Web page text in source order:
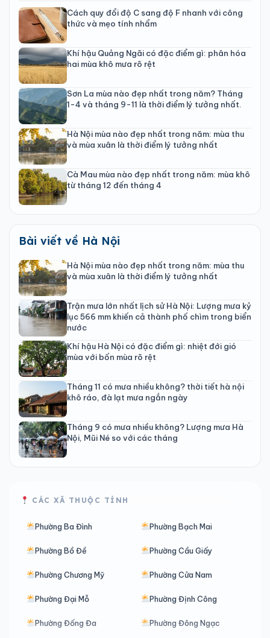
Cách quy đổi độ C sang độ F nhanh với công
thức và mẹo tính nhẩm
Khí hậu Quảng Ngãi có đặc điểm gì: phân hóa
hai mùa khô mưa rõ rệt
Sơn La mùa nào đẹp nhất trong năm? Tháng
1-4 và tháng 9-11 là thời điểm lý tưởng nhất.
Hà Nội mùa nào đẹp nhất trong năm: mùa thu
và mùa xuân là thời điểm lý tưởng nhất
Cà Mau mùa nào đẹp nhất trong năm: mùa khô
từ tháng 12 đến tháng 4
Bài viết về Hà Nội
Hà Nội mùa nào đẹp nhất trong năm: mùa thu
và mùa xuân là thời điểm lý tưởng nhất
Trận mưa lớn nhất lịch sử Hà Nội: Lượng mưa kỷ
lục 566 mm khiến cả thành phố chìm trong biển
nước
Khí hậu Hà Nội có đặc điểm gì: nhiệt đới gió
mùa với bốn mùa rõ rệt
Tháng 11 có mưa nhiều không? thời tiết hà nội
khô ráo, đà lạt mưa ngắn ngày
Tháng 9 có mưa nhiều không? Lượng mưa Hà
Nội, Mũi Né so với các tháng
CÁC XÃ THUỘC TỈNH
Phường Ba Đình Phường Bạch Mai
Phường Bồ Đề Phường Cầu Giấy
Phường Chương Mỹ Phường Cửa Nam
Phường Đại Mỗ Phường Định Công
Phường Đống Đa Phường Đông Ngạc